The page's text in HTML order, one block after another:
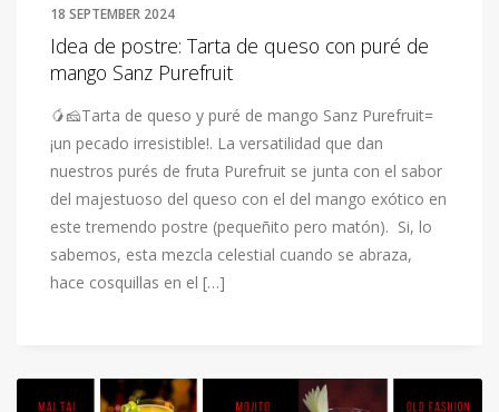
18 SEPTEMBER 2024
Idea de postre: Tarta de queso con puré de
mango Sanz Purefruit
🥭🧀Tarta de queso y puré de mango Sanz Purefruit=
¡un pecado irresistible!. La versatilidad que dan
nuestros purés de fruta Purefruit se junta con el sabor
del majestuoso del queso con el del mango exótico en
este tremendo postre (pequeñito pero matón). Si, lo
sabemos, esta mezcla celestial cuando se abraza,
hace cosquillas en el […]